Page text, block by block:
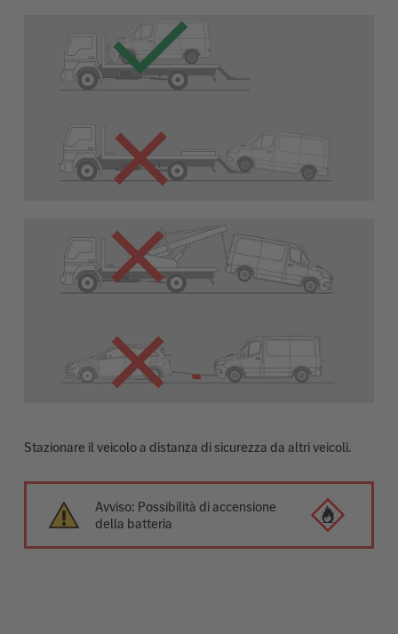
Stazionare il veicolo a distanza di sicurezza da altri veicoli.
Avviso: Possibilità di accensione
della batteria